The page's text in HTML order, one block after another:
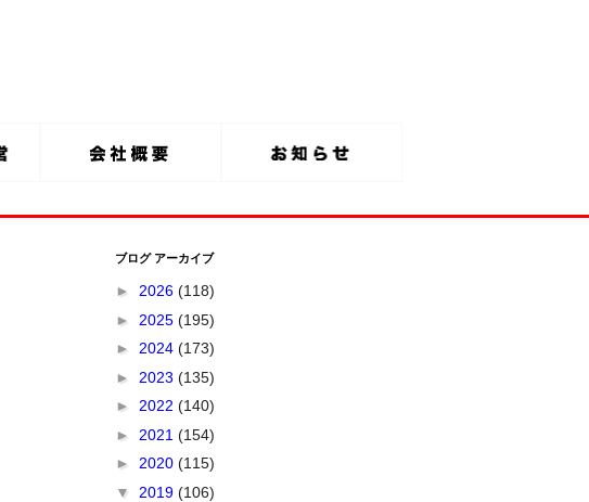
ブログ アーカイブ
► 2026 (118)
► 2025 (195)
► 2024 (173)
► 2023 (135)
► 2022 (140)
► 2021 (154)
► 2020 (115)
▼ 2019 (106)